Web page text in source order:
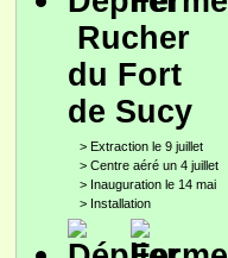
Rucher
du Fort
de Sucy
> Extraction le 9 juillet
> Centre aéré un 4 juillet
> Inauguration le 14 mai
> Installation